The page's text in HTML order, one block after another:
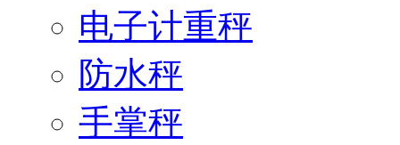
电子计重秤
防水秤
手掌秤